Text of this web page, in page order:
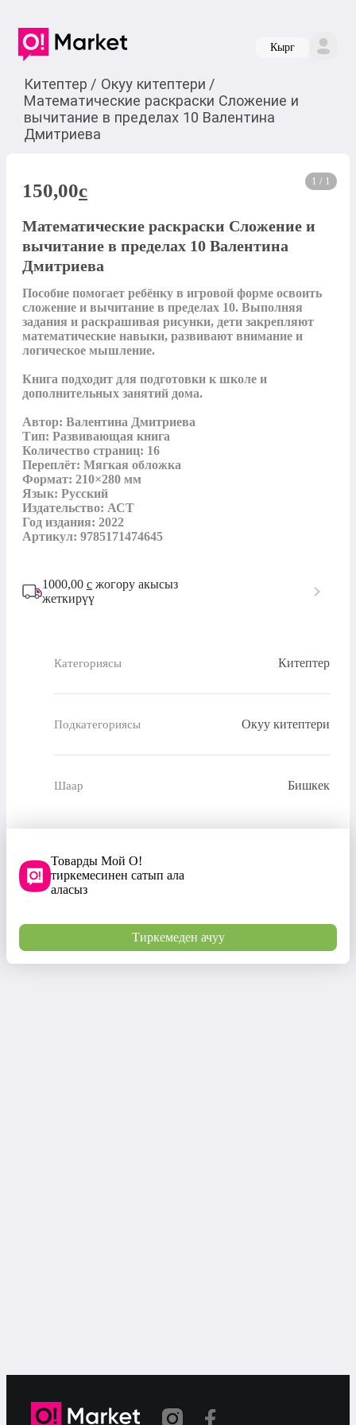
Кырг
Китептер / Окуу китептери /
Математические раскраски Сложение и
вычитание в пределах 10 Валентина
Дмитриева
1 / 1
150,00c
Математические раскраски Сложение и
вычитание в пределах 10 Валентина
Дмитриева
Пособие помогает ребёнку в игровой форме освоить
сложение и вычитание в пределах 10. Выполняя
задания и раскрашивая рисунки, дети закрепляют
математические навыки, развивают внимание и
логическое мышление.
Книга подходит для подготовки к школе и
дополнительных занятий дома.
Автор: Валентина Дмитриева
Тип: Развивающая книга
Количество страниц: 16
Переплёт: Мягкая обложка
Формат: 210×280 мм
Язык: Русский
Издательство: АСТ
Год издания: 2022
Артикул: 9785171474645
1000,00 с жогору акысыз
жеткирүү
Категориясы Китептер
Подкатегориясы Окуу китептери
Шаар Бишкек
Товарды Мой О!
тиркемесинен сатып ала
аласыз
Тиркемеден ачуу